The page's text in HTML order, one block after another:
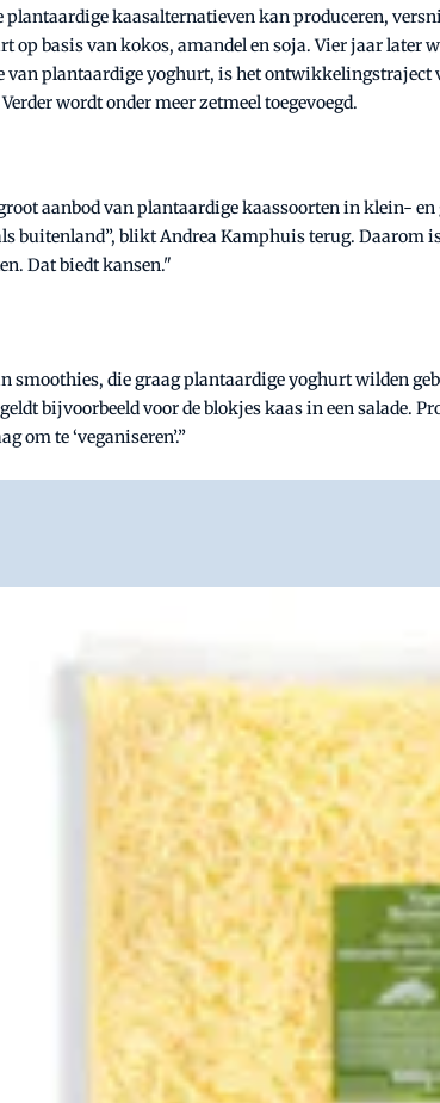
plantaardige kaasalternatieven kan produceren,
basis van kokos, amandel en soja. Vier jaar later
van plantaardige yoghurt, is het ontwikkelingstraject
wordt onder meer zetmeel toegevoegd.
aanbod van plantaardige kaassoorten in klein-
buitenland”, blikt Andrea Kamphuis terug. Daarom
Dat biedt kansen."
smoothies, die graag plantaardige yoghurt wilden
bijvoorbeeld voor de blokjes kaas in een salade.
om te ‘veganiseren’.”